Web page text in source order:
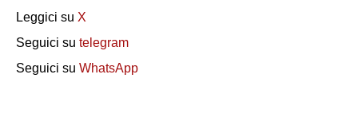
Leggici su X
Seguici su telegram
Seguici su WhatsApp